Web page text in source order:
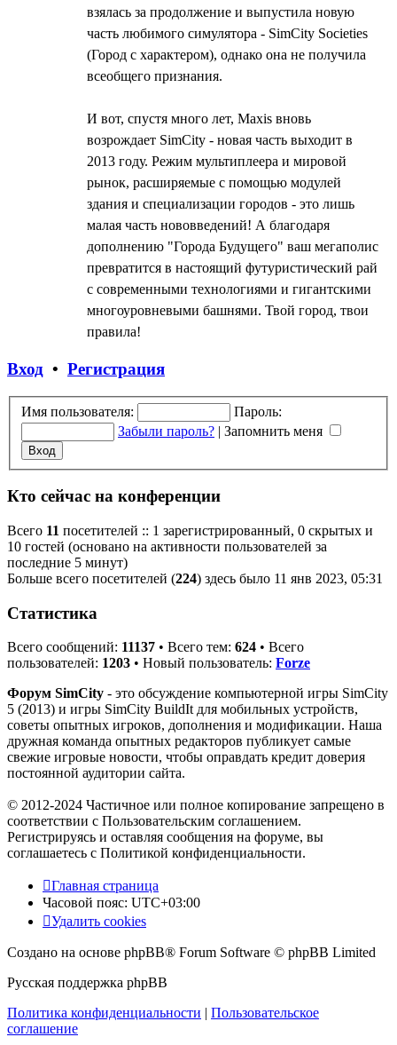
взялась за продолжение и выпустила новую
часть любимого симулятора - SimCity Societies
(Город с характером), однако она не получила
всеобщего признания.
И вот, спустя много лет, Maxis вновь
возрождает SimCity - новая часть выходит в
2013 году. Режим мультиплеера и мировой
рынок, расширяемые с помощью модулей
здания и специализации городов - это лишь
малая часть нововведений! А благодаря
дополнению "Города Будущего" ваш мегаполис
превратится в настоящий футуристический рай
с современными технологиями и гигантскими
многоуровневыми башнями. Твой город, твои
правила!
Вход • Регистрация
Имя пользователя:
Пароль:
Забыли пароль? | Запомнить меня
Кто сейчас на конференции
Всего 11 посетителей :: 1 зарегистрированный, 0 скрытых и
10 гостей (основано на активности пользователей за
последние 5 минут)
Больше всего посетителей (224) здесь было 11 янв 2023, 05:31
Статистика
Всего сообщений: 11137 • Всего тем: 624 • Всего
пользователей: 1203 • Новый пользователь: Forze
Форум SimCity - это обсуждение компьютерной игры SimCity
5 (2013) и игры SimCity BuildIt для мобильных устройств,
советы опытных игроков, дополнения и модификации. Наша
дружная команда опытных редакторов публикует самые
свежие игровые новости, чтобы оправдать кредит доверия
постоянной аудитории сайта.
© 2012-2024 Частичное или полное копирование запрещено в
соответствии с Пользовательским соглашением.
Регистрируясь и оставляя сообщения на форуме, вы
соглашаетесь с Политикой конфиденциальности.
Главная страница
Часовой пояс: UTC+03:00
Удалить cookies
Создано на основе phpBB® Forum Software © phpBB Limited
Русская поддержка phpBB
Политика конфиденциальности | Пользовательское
соглашение